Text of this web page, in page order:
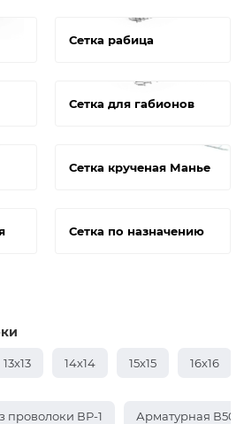
Сетка рабица
Сетка для габионов
Сетка крученая Манье
Сетка по назначению
13х13 14х14 15х15 16х16
проволоки ВР-1 Арматурная